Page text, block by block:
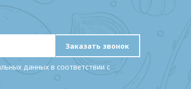
Заказать звонок
данных в соответствии с